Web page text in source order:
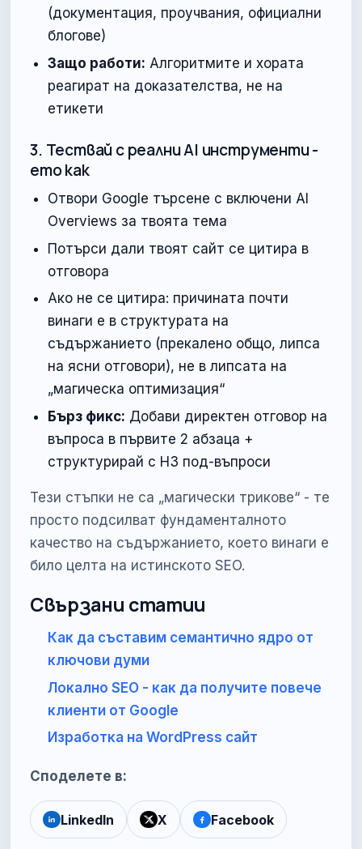
(документация, проучвания, официални
блогове)
Защо работи: Алгоритмите и хората
реагират на доказателства, не на
етикети
3. Тествай с реални AI инструменти -
ето как
Отвори Google търсене с включени AI
Overviews за твоята тема
Потърси дали твоят сайт се цитира в
отговора
Ако не се цитира: причината почти
винаги е в структурата на
съдържанието (прекалено общо, липса
на ясни отговори), не в липсата на
„магическа оптимизация“
Бърз фикс: Добави директен отговор на
въпроса в първите 2 абзаца +
структурирай с H3 под-въпроси
Тези стъпки не са „магически трикове“ - те
просто подсилват фундаменталното
качество на съдържанието, което винаги е
било целта на истинското SEO.
Свързани статии
Как да съставим семантично ядро от
ключови думи
Локално SEO - как да получите повече
клиенти от Google
Изработка на WordPress сайт
Споделете в:
LinkedIn X Facebook